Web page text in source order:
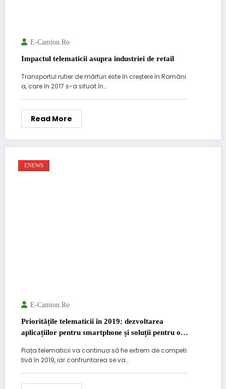
E-Camion.ro
Impactul telematicii asupra industriei de retail
Transportul rutier de mărfuri este în creștere în Români
a, care în 2017 s-a situat în…
Read More
ENEWS
E-Camion.ro
Prioritățile telematicii în 2019: dezvoltarea
aplicațiilor pentru smartphone și soluții pentru o
Piața telematicii va continua să fie extrem de competi
tivă în 2019, iar confruntarea se va…